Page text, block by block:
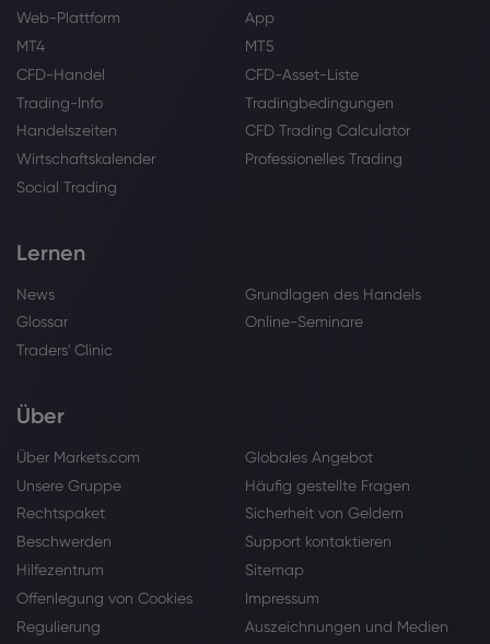
Web-Plattform
App
MT4
MT5
CFD-Handel
CFD-Asset-Liste
Trading-Info
Tradingbedingungen
Handelszeiten
CFD Trading Calculator
Wirtschaftskalender
Professionelles Trading
Social Trading
Lernen
News
Grundlagen des Handels
Glossar
Online-Seminare
Traders' Clinic
Über
Über Markets.com
Globales Angebot
Unsere Gruppe
Häufig gestellte Fragen
Rechtspaket
Sicherheit von Geldern
Beschwerden
Support kontaktieren
Hilfezentrum
Sitemap
Offenlegung von Cookies
Impressum
Regulierung
Auszeichnungen und Medien